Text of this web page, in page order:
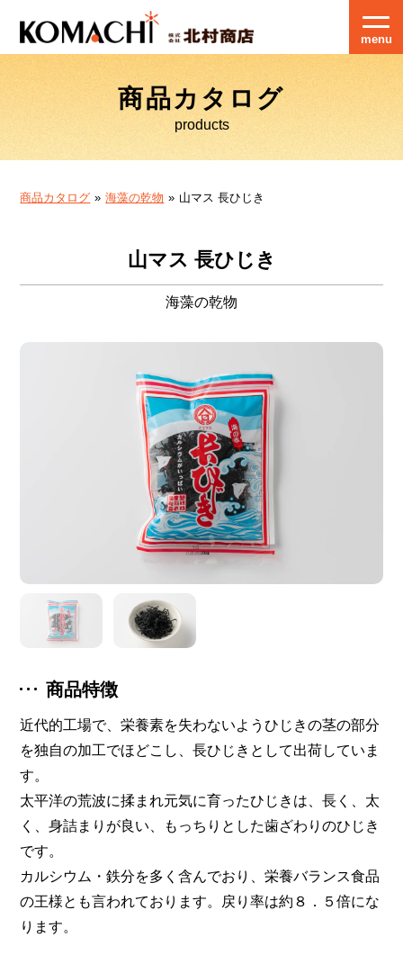
menu
商品カタログ
products
商品カタログ 海藻の乾物 山マス 長ひじき
山マス 長ひじき
海藻の乾物
商品特徴
近代的工場で、栄養素を失わないようひじきの茎の部分
を独自の加工でほどこし、長ひじきとして出荷していま
す。
太平洋の荒波に揉まれ元気に育ったひじきは、長く、太
く、身詰まりが良い、もっちりとした歯ざわりのひじき
です。
カルシウム・鉄分を多く含んでおり、栄養バランス食品
の王様とも言われております。戻り率は約８．５倍にな
ります。